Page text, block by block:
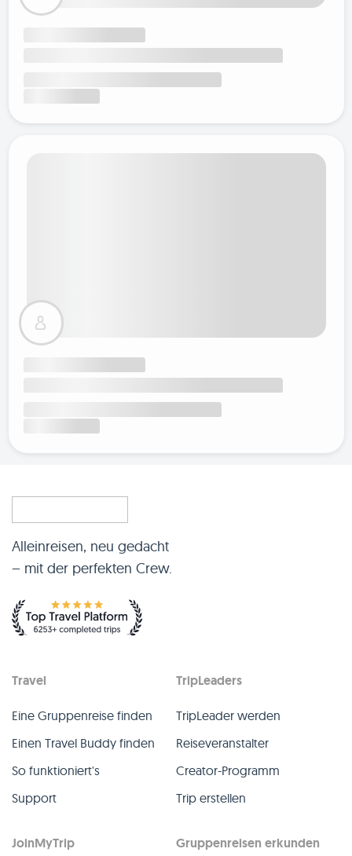
Alleinreisen, neu gedacht
– mit der perfekten Crew.
Travel
Eine Gruppenreise finden
Einen Travel Buddy finden
So funktioniert's
Support
TripLeaders
TripLeader werden
Reiseveranstalter
Creator-Programm
Trip erstellen
JoinMyTrip Gruppenreisen erkunden